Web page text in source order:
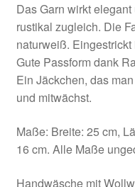
Das Garn wirkt
rustikal zugleich. Die
naturweiß.
Gute Passform dank
Ein Jäckchen, das
und mitwächst.
Maße: Breite: 25 cm,
16 cm. Alle Maße
Handwäsche mit